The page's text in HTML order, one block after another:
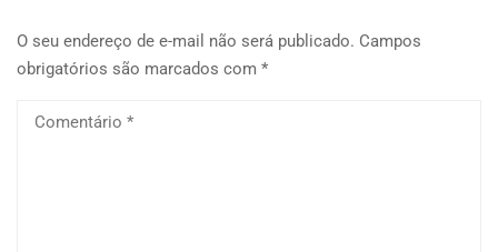
O seu endereço de e-mail não será publicado. Campos
obrigatórios são marcados com *